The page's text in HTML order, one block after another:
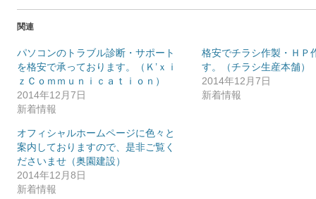
関連
パソコンのトラブル診断・サポート
を格安で承っております。（Ｋ’ｘｉ
ｚＣｏｍｍｕｎｉｃａｔｉｏｎ）
2014年12月7日
新着情報
格安でチラシ作製・ＨＰ
す。（チラシ生産本舗）
2014年12月7日
新着情報
オフィシャルホームページに色々と
案内しておりますので、是非ご覧く
ださいませ（奥園建設）
2014年12月8日
新着情報